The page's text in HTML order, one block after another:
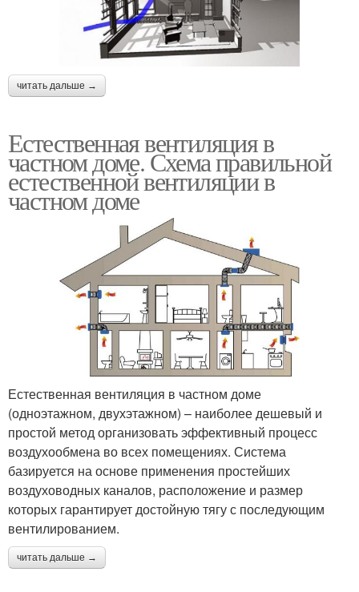
читать дальше →
Естественная вентиляция в
частном доме. Схема правильной
естественной вентиляции в
частном доме
Естественная вентиляция в частном доме
(одноэтажном, двухэтажном) – наиболее дешевый и
простой метод организовать эффективный процесс
воздухообмена во всех помещениях. Система
базируется на основе применения простейших
воздуховодных каналов, расположение и размер
которых гарантирует достойную тягу с последующим
вентилированием.
читать дальше →